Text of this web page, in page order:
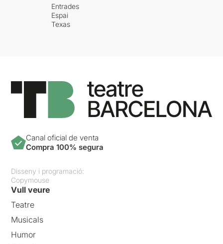
Entrades
Espai
Texas
Canal oficial de venta
Compra 100% segura
Disseny i programació:
Copymouse
Vull veure
Teatre
Musicals
Humor